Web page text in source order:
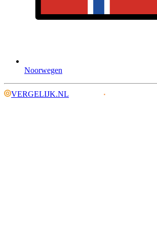
Noorwegen
VERGELIJK.NL